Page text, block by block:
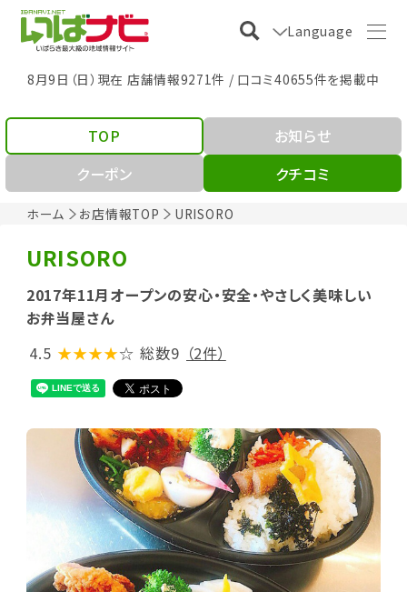
Language
8月9日（日）現在 店舗情報9271件 / 口コミ40655件を掲載中
ホーム お店情報TOP URISORO
TOP
お知らせ
クーポン
クチコミ
URISORO
2017年11月オープンの安心・安全・やさしく美味しい
お弁当屋さん
4.5 ★★★★☆ 総数9 （2件）